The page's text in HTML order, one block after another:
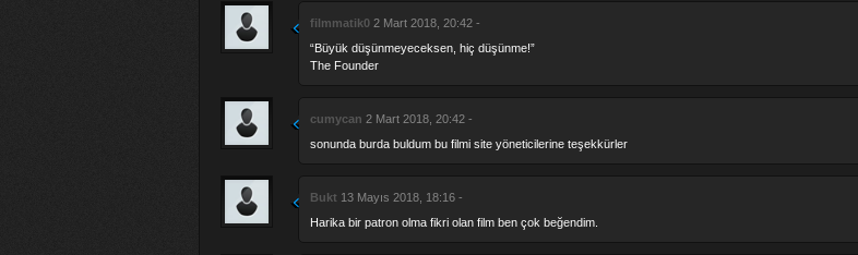
filmmatik0 2 Mart 2018, 20:42 -
“Büyük düşünmeyeceksen, hiç düşünme!”
The Founder
cumycan 2 Mart 2018, 20:42 -
sonunda burda buldum bu filmi site yöneticilerine teşekkürler
Bukt 13 Mayıs 2018, 18:16 -
Harika bir patron olma fikri olan film ben çok beğendim.